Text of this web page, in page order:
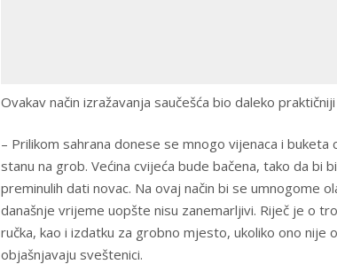
Ovakav način izražavanja saučešća bio daleko
– Prilikom sahrana donese se mnogo vijenaca i buketa
stanu na grob. Većina cvijeća bude bačena, tako da bi
preminulih dati novac. Na ovaj način bi se umnogome
današnje vrijeme uopšte nisu zanemarljivi. Riječ je o
ručka, kao i izdatku za grobno mjesto, ukoliko ono nije
objašnjavaju sveštenici.